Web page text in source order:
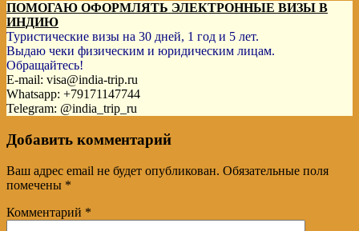
ПОМОГАЮ ОФОРМЛЯТЬ ЭЛЕКТРОННЫЕ ВИЗЫ В
ИНДИЮ
Туристические визы на 30 дней, 1 год и 5 лет.
Выдаю чеки физическим и юридическим лицам.
Обращайтесь!
E-mail: visa@india-trip.ru
Whatsapp: +79171147744
Telegram: @india_trip_ru
Добавить комментарий
Ваш адрес email не будет опубликован. Обязательные поля
помечены *
Комментарий *